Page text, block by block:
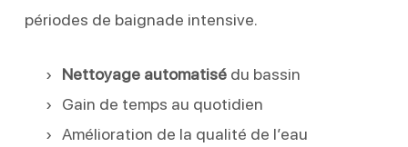
périodes de baignade intensive.
Nettoyage automatisédu bassin
Gain de temps au quotidien
Amélioration de la qualité de l’eau